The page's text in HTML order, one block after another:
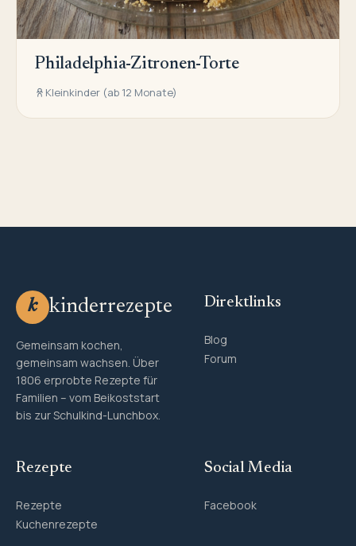
Philadelphia-Zitronen-Torte
Kleinkinder (ab 12 Monate)
k kinderrezepte
Gemeinsam kochen,
gemeinsam wachsen. Über
1806 erprobte Rezepte für
Familien – vom Beikoststart
bis zur Schulkind-Lunchbox.
Direktlinks
Blog
Forum
Rezepte
Rezepte
Kuchenrezepte
Social Media
Facebook